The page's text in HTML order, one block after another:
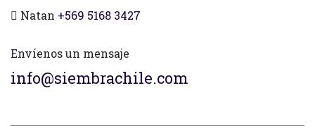
Natan +569 5168 3427
Envíenos un mensaje
info@siembrachile.com